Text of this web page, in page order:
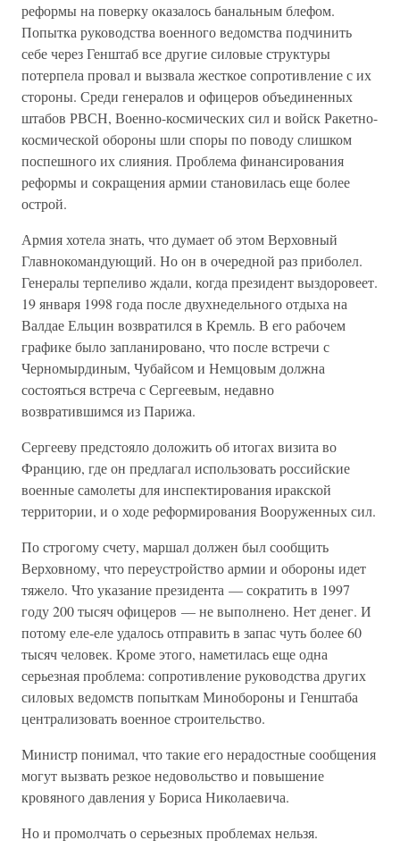
реформы на поверку оказалось банальным блефом.
Попытка руководства военного ведомства подчинить
себе через Генштаб все другие силовые структуры
потерпела провал и вызвала жесткое сопротивление с их
стороны. Среди генералов и офицеров объединенных
штабов РВСН, Военно-космических сил и войск Ракетно-
космической обороны шли споры по поводу слишком
поспешного их слияния. Проблема финансирования
реформы и сокращения армии становилась еще более
острой.
Армия хотела знать, что думает об этом Верховный
Главнокомандующий. Но он в очередной раз приболел.
Генералы терпеливо ждали, когда президент выздоровеет.
19 января 1998 года после двухнедельного отдыха на
Валдае Ельцин возвратился в Кремль. В его рабочем
графике было запланировано, что после встречи с
Черномырдиным, Чубайсом и Немцовым должна
состояться встреча с Сергеевым, недавно
возвратившимся из Парижа.
Сергееву предстояло доложить об итогах визита во
Францию, где он предлагал использовать российские
военные самолеты для инспектирования иракской
территории, и о ходе реформирования Вооруженных сил.
По строгому счету, маршал должен был сообщить
Верховному, что переустройство армии и обороны идет
тяжело. Что указание президента — сократить в 1997
году 200 тысяч офицеров — не выполнено. Нет денег. И
потому еле-еле удалось отправить в запас чуть более 60
тысяч человек. Кроме этого, наметилась еще одна
серьезная проблема: сопротивление руководства других
силовых ведомств попыткам Минобороны и Генштаба
централизовать военное строительство.
Министр понимал, что такие его нерадостные сообщения
могут вызвать резкое недовольство и повышение
кровяного давления у Бориса Николаевича.
Но и промолчать о серьезных проблемах нельзя.